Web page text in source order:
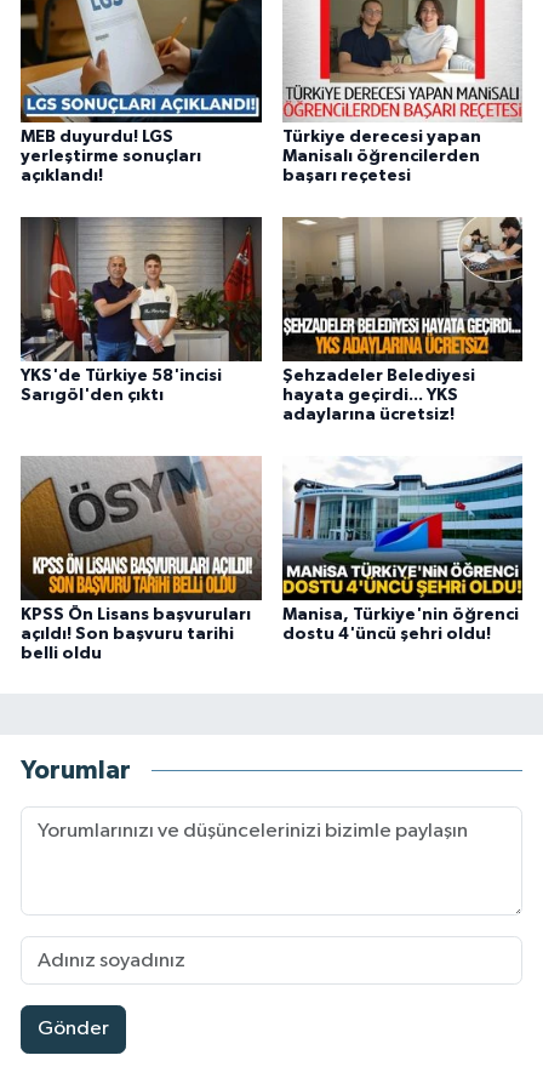
MEB duyurdu! LGS
yerleştirme sonuçları
açıklandı!
Türkiye derecesi yapan
Manisalı öğrencilerden
başarı reçetesi
YKS'de Türkiye 58'incisi
Sarıgöl'den çıktı
Şehzadeler Belediyesi
hayata geçirdi... YKS
adaylarına ücretsiz!
KPSS Ön Lisans başvuruları
açıldı! Son başvuru tarihi
belli oldu
Manisa, Türkiye'nin öğrenci
dostu 4'üncü şehri oldu!
Yorumlar
Gönder